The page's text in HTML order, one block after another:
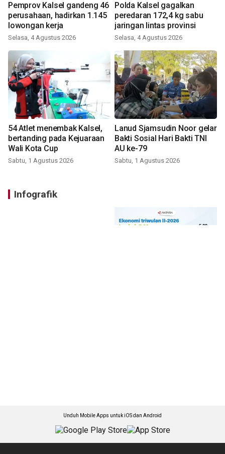
Pemprov Kalsel gandeng 46
perusahaan, hadirkan 1.145
lowongan kerja
Selasa, 4 Agustus 2026
Polda Kalsel gagalkan
peredaran 172,4 kg sabu
jaringan lintas provinsi
Selasa, 4 Agustus 2026
54 Atlet menembak Kalsel,
bertanding pada Kejuaraan
Wali Kota Cup
Sabtu, 1 Agustus 2026
Lanud Sjamsudin Noor gelar
Bakti Sosial Hari Bakti TNI
AU ke-79
Sabtu, 1 Agustus 2026
Infografik
Unduh Mobile Apps untuk iOS dan Android